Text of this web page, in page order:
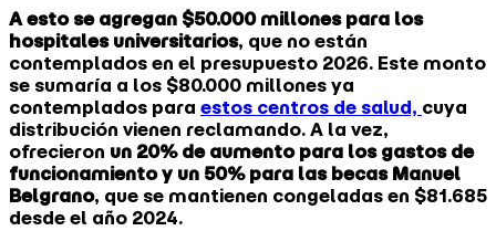
A esto se agregan $50.000 millones para los
hospitales universitarios, que no están
contemplados en el presupuesto 2026. Este monto
se sumaría a los $80.000 millones ya
contemplados para estos centros de salud, cuya
distribución vienen reclamando. A la vez,
ofrecieron un 20% de aumento para los gastos de
funcionamiento y un 50% para las becas Manuel
Belgrano, que se mantienen congeladas en $81.685
desde el año 2024.